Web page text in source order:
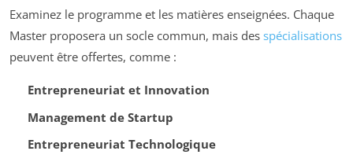
Examinez le programme et les matières enseignées. Chaque
Master proposera un socle commun, mais des spécialisations
peuvent être offertes, comme :
Entrepreneuriat et Innovation
Management de Startup
Entrepreneuriat Technologique